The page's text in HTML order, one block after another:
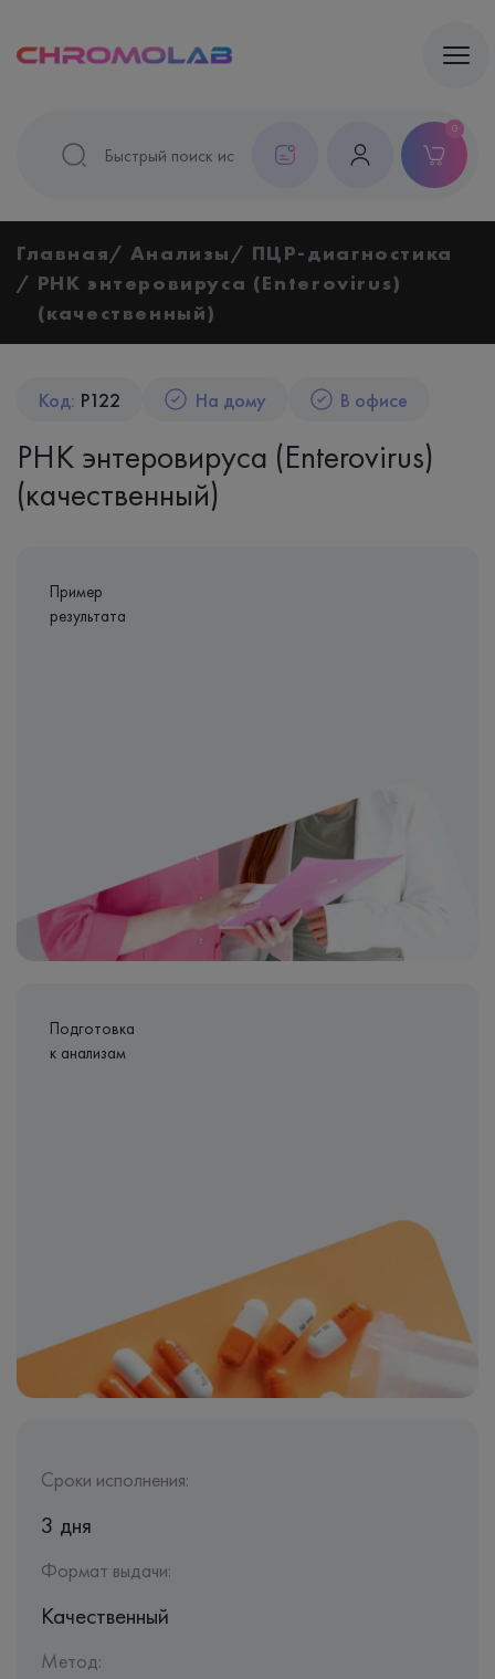
0
Главная Анализы
ПЦР-диагностика
РНК энтеровируса (Enterovirus)
(качественный)
Код: P122 На дому В офисе
РНК энтеровируса (Enterovirus)
(качественный)
Пример
результата
Подготовка
к анализам
Сроки исполнения:
3 дня
Формат выдачи:
Качественный
Метод: